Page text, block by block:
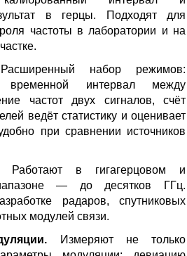
в герцы. Подходят для
частоты в лаборатории и на
набор режимов:
временной интервал между
частот двух сигналов, счёт
ведёт статистику и оценивает
при сравнении источников
Работают в гигагерцовом и
— до десятков ГГц.
радаров, спутниковых
модулей связи.
Измеряют не только